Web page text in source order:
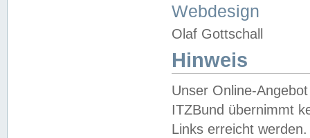
Webdesign
Olaf Gottschall
Hinweis
Unser Online-
ITZBund übernimmt
Links erreicht